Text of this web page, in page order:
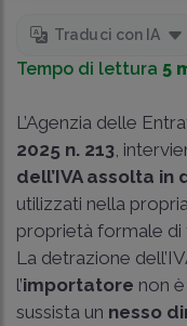
Traduci con IA
Tempo di lettura 5
L’Agenzia delle
2025 n. 213 ,
dell’IVA assolta in
utilizzati nella
proprietà formale di
La detrazione
l’importatore non
sussista un nesso